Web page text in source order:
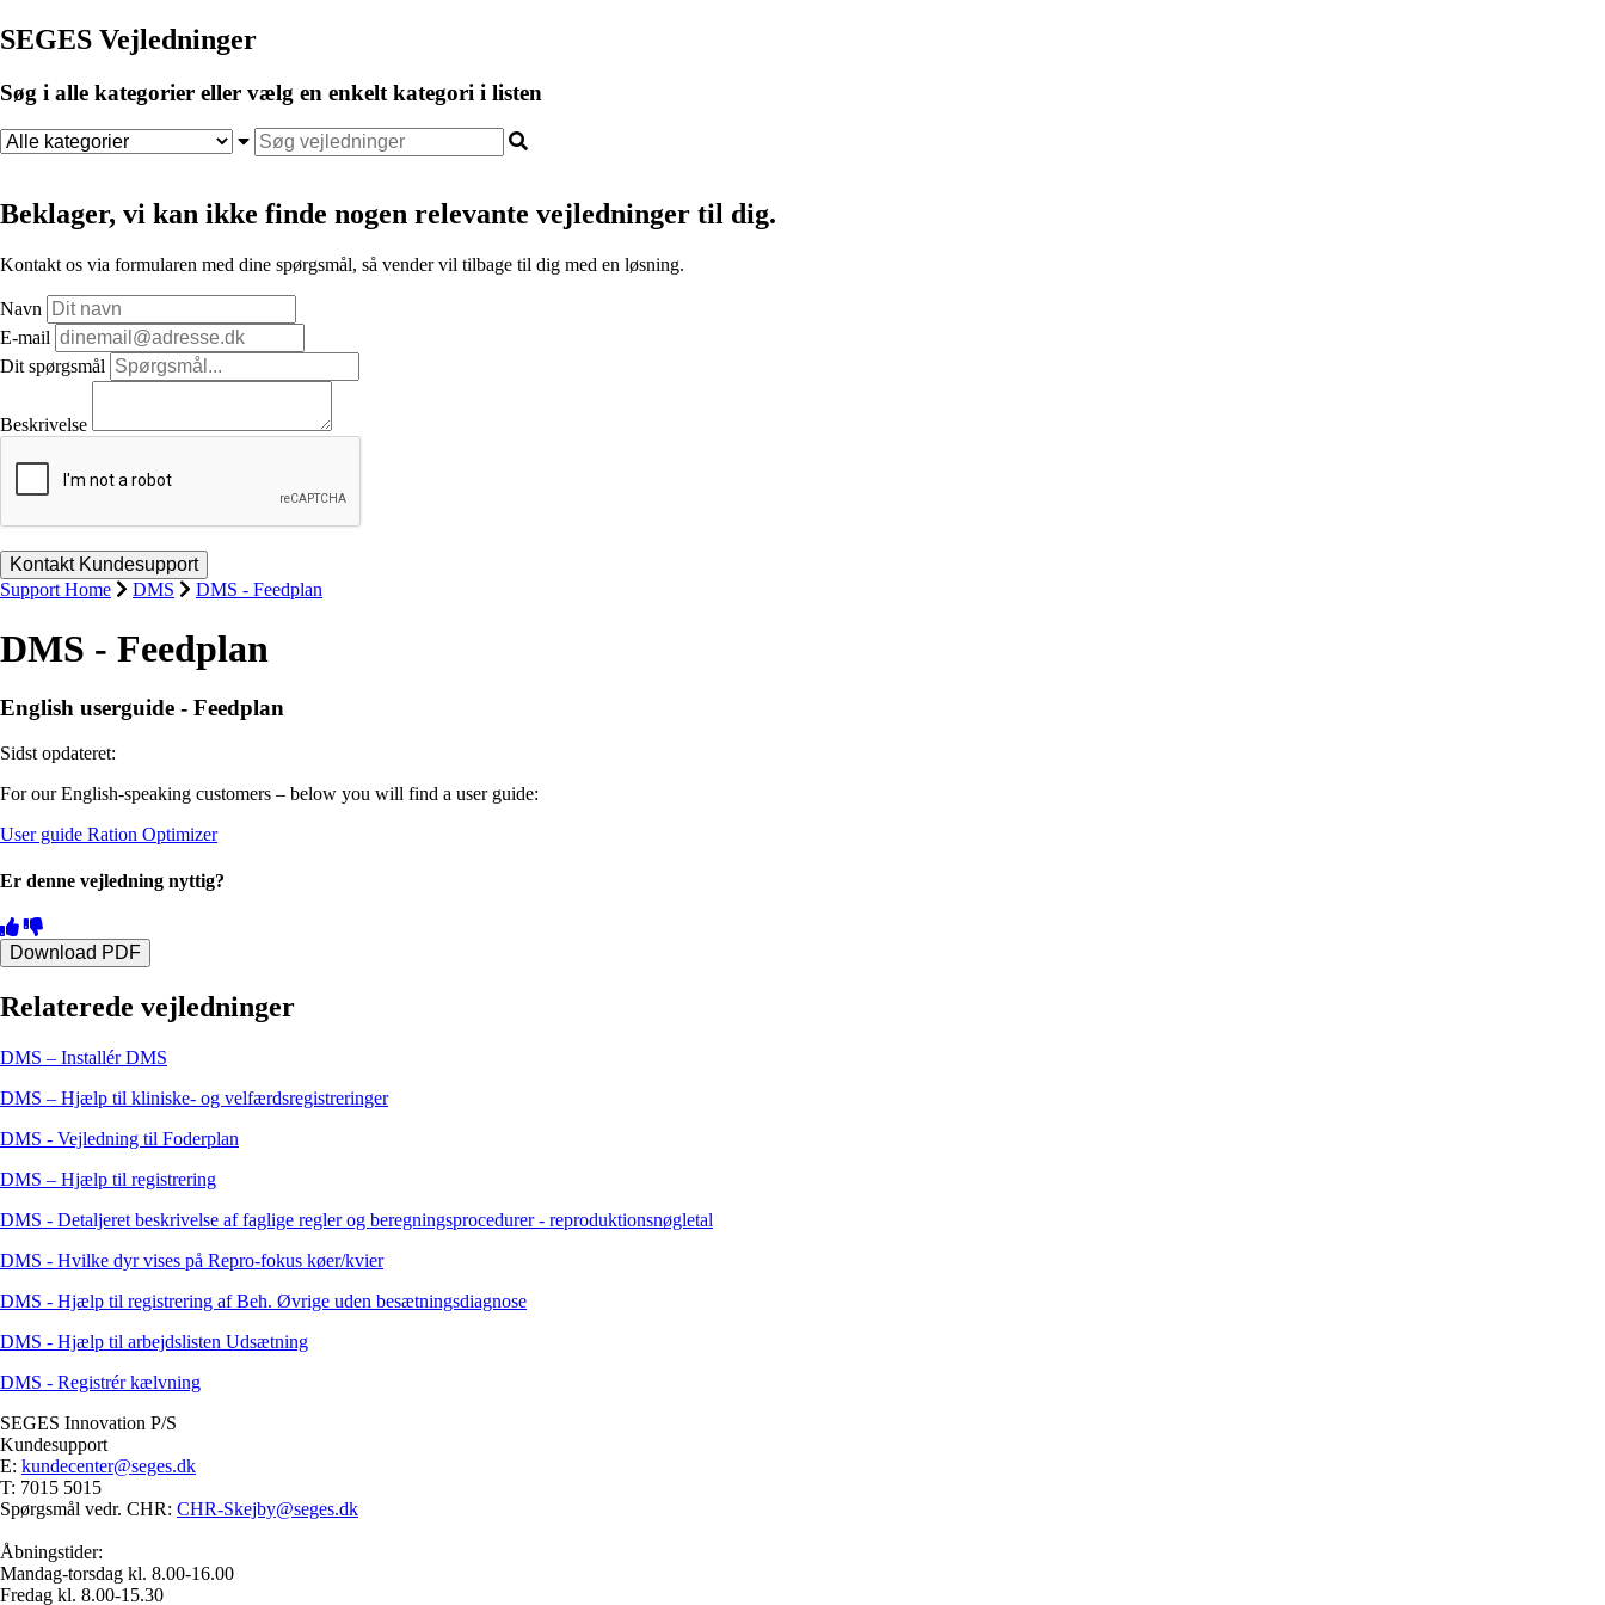
SEGES Vejledninger
Søg i alle kategorier eller vælg en enkelt kategori i listen
Beklager, vi kan ikke finde nogen relevante vejledninger til dig.
Kontakt os via formularen med dine spørgsmål, så vender vil tilbage til dig med en løsning.
Navn
E-mail
Dit spørgsmål
Beskrivelse
Support Home DMS DMS - Feedplan
DMS - Feedplan
English userguide - Feedplan
Sidst opdateret:
For our English‑speaking customers – below you will find a user guide:
User guide Ration Optimizer
Er denne vejledning nyttig?
Download PDF
Relaterede vejledninger
DMS – Installér DMS
DMS – Hjælp til kliniske- og velfærdsregistreringer
DMS - Vejledning til Foderplan
DMS – Hjælp til registrering
DMS - Detaljeret beskrivelse af faglige regler og beregningsprocedurer - reproduktionsnøgletal
DMS - Hvilke dyr vises på Repro-fokus køer/kvier
DMS - Hjælp til registrering af Beh. Øvrige uden besætningsdiagnose
DMS - Hjælp til arbejdslisten Udsætning
DMS - Registrér kælvning
SEGES Innovation P/S
Kundesupport
E: kundecenter@seges.dk
T: 7015 5015
Spørgsmål vedr. CHR: CHR-Skejby@seges.dk
Åbningstider:
Mandag-torsdag kl. 8.00-16.00
Fredag kl. 8.00-15.30